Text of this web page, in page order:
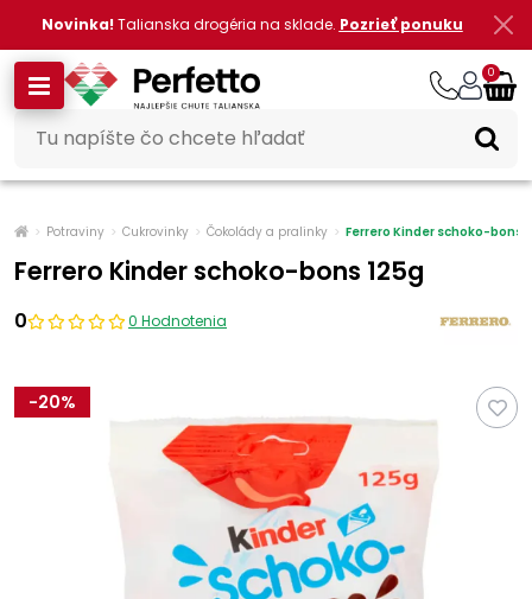
Novinka! Talianska drogéria na sklade. Pozrieť ponuku
0
Potraviny Cukrovinky Čokolády a pralinky Ferrero Kinder schoko-bons
Ferrero Kinder schoko-bons 125g
0 0 Hodnotenia
-20%